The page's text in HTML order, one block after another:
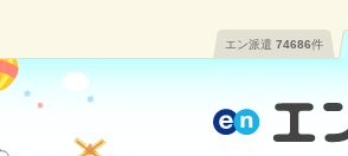
エン派遣 74686件